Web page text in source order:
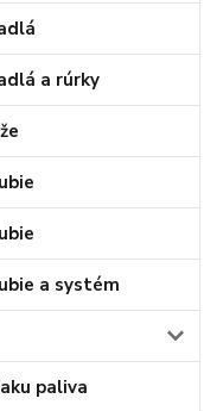
a rúrky
a systém
paliva